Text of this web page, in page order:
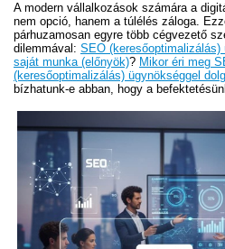
A modern vállalkozások számára a
nem opció, hanem a túlélés záloga.
párhuzamosan egyre több cégvezető
dilemmával: SEO (keresőoptimalizálás)
saját munka (előnyök)? Mikor éri meg
(keresőoptimalizálás) ügynökséggel
bízhatunk-e abban, hogy a